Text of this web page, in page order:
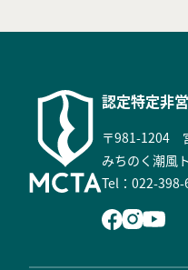
認定特定非
〒981-1204
みちのく潮風
Tel：022-398-